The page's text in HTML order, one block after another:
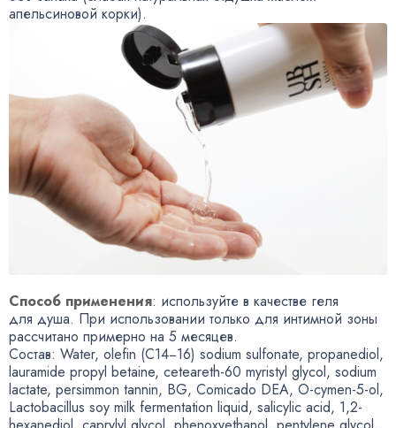
апельсиновой корки).
Способ применения: используйте в качестве геля
для душа. При использовании только для интимной зоны
рассчитано примерно на 5 месяцев.
Состав: Water, olefin (C14−16) sodium sulfonate, propanediol,
lauramide propyl betaine, ceteareth-60 myristyl glycol, sodium
lactate, persimmon tannin, BG, Comicado DEA, O-cymen-5-ol,
Lactobacillus soy milk fermentation liquid, salicylic acid, 1,2-